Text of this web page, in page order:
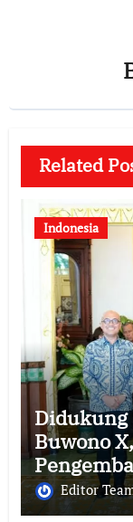
Related
Indonesia
Didukung
Buwono
TolEditor